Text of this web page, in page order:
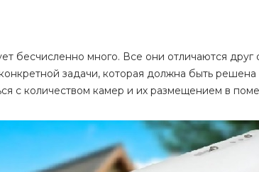
бесчисленно много. Все они отличаются друг
задачи, которая должна быть
с количеством камер и их размещением в